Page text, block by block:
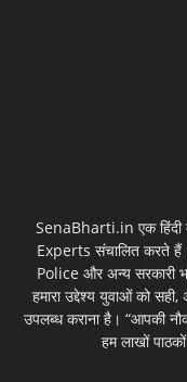
SenaBharti.in एक
Experts संचालित करते
Police और अन्य सरकारी
हमारा उद्देश्य युवाओं को
उपलब्ध कराना है। “आपकी
हम लाखों